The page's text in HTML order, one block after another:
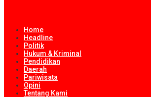
Home
Headline
Politik
Hukum & Kriminal
Pendidikan
Daerah
Pariwisata
Opini
Tentang Kami